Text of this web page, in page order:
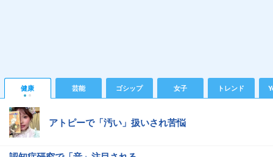
健康 芸能 ゴシップ 女子 トレンド
アトピーで「汚い」扱いされ苦悩